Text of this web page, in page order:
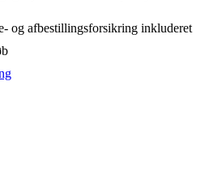
og afbestillingsforsikring inkluderet